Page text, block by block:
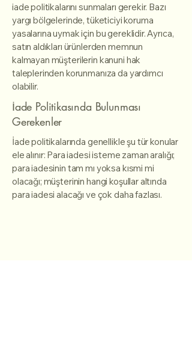
iade politikalarını sunmaları gerekir. Bazı
yargı bölgelerinde, tüketiciyi koruma
yasalarına uymak için bu gereklidir. Ayrıca,
satın aldıkları ürünlerden memnun
kalmayan müşterilerin kanuni hak
taleplerinden korunmanıza da yardımcı
olabilir.
İade Politikasında Bulunması
Gerekenler
İade politikalarında genellikle şu tür konular
ele alınır: Para iadesi isteme zaman aralığı;
para iadesinin tam mı yoksa kısmi mi
olacağı; müşterinin hangi koşullar altında
para iadesi alacağı ve çok daha fazlası.